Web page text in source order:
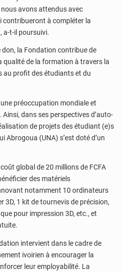
avons attendus avec
contribueront à compléter la
a-t-il poursuivi.
la Fondation contribue de
de la formation à travers la
au profit des étudiants et du
préoccupation mondiale et
dans ses perspectives d’auto-
de projets des étudiant (e)s
Abrogoua (UNA) s’est doté d’un
global de 20 millions de FCFA
des matériels
notamment 10 ordinateurs
3D, 1 kit de tournevis de précision,
pour impression 3D, etc., et
intervient dans le cadre de
ivoirien à encourager la
leur employabilité. La